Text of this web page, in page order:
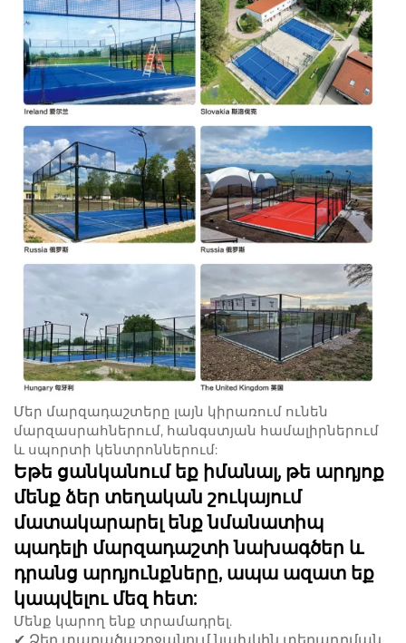
Մեր մարզադաշտերը լայն կիրառում ունեն
մարզասրահներում, հանգստյան համալիրներում
և սպորտի կենտրոններում:
Եթե ցանկանում եք իմանալ, թե արդյոք
մենք ձեր տեղական շուկայում
մատակարարել ենք նմանատիպ
պադելի մարզադաշտի նախագծեր և
դրանց արդյունքները, ապա ազատ եք
կապվելու մեզ հետ:
Մենք կարող ենք տրամադրել.
✔ Ձեր տարածաշրջանում նախկին տեղադրման